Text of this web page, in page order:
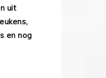
uit
en nog